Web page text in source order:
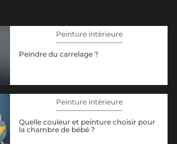
Peinture intérieure
Peindre du carrelage ?
Peinture intérieure
Quelle couleur et peinture choisir pour
la chambre de bébé ?